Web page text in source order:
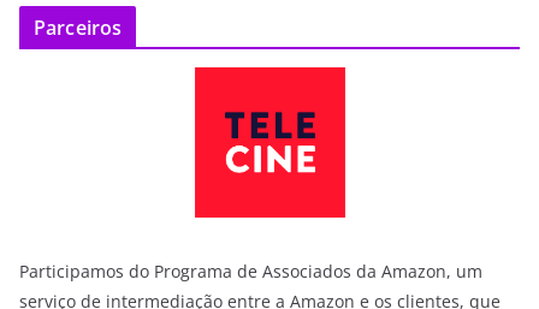
Parceiros
Participamos do Programa de Associados da Amazon, um
serviço de intermediação entre a Amazon e os clientes, que